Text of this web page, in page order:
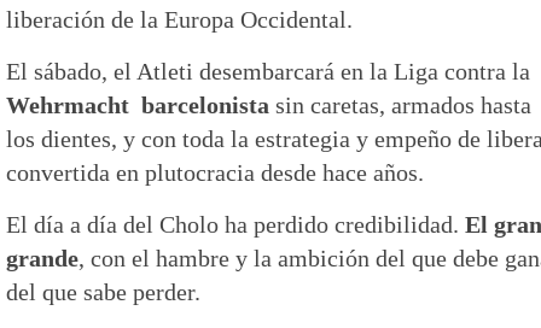
liberación de la Europa Occidental.
El sábado, el Atleti desembarcará en la Liga contra la
Wehrmacht barcelonista sin caretas, armados hasta
los dientes, y con toda la estrategia y empeño de
convertida en plutocracia desde hace años.
El día a día del Cholo ha perdido credibilidad. El
grande, con el hambre y la ambición del que debe
del que sabe perder.